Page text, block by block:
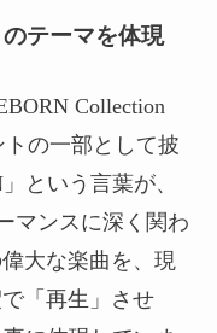
のテーマを体現
Collection
トの一部として披
という言葉が、
マンスに深く関わ
大な楽曲を、現
「再生」させ